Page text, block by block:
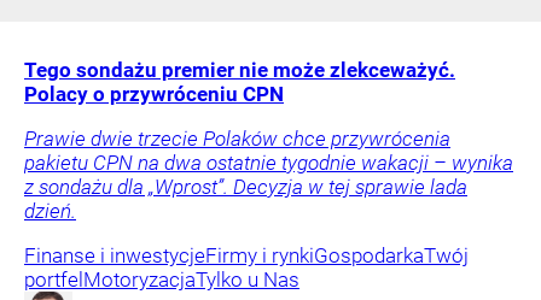
Tego sondażu premier nie może zlekceważyć.
Polacy o przywróceniu CPN
Prawie dwie trzecie Polaków chce przywrócenia
pakietu CPN na dwa ostatnie tygodnie wakacji – wynika
z sondażu dla „Wprost”. Decyzja w tej sprawie lada
dzień.
Finanse i inwestycjeFirmy i rynkiGospodarkaTwój
portfel MotoryzacjaTylko u Nas